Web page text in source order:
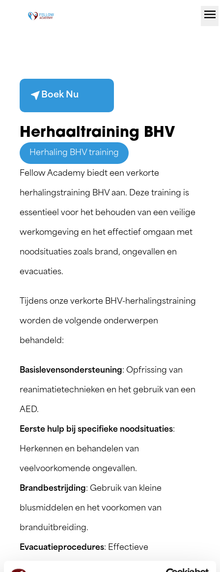
menu
near_me Boek Nu
Herhaaltraining BHV
Herhaling BHV training
Fellow Academy biedt een verkorte
herhalingstraining BHV aan. Deze training is
essentieel voor het behouden van een veilige
werkomgeving en het effectief omgaan met
noodsituaties zoals brand, ongevallen en
evacuaties.
Tijdens onze verkorte BHV-herhalingstraining
worden de volgende onderwerpen
behandeld:
Basislevensondersteuning: Opfrissing van
reanimatietechnieken en het gebruik van een
AED.
Eerste hulp bij specifieke noodsituaties:
Herkennen en behandelen van
veelvoorkomende ongevallen.
Brandbestrijding: Gebruik van kleine
blusmiddelen en het voorkomen van
branduitbreiding.
Evacuatieprocedures: Effectieve
communicatie en begeleiding tijdens een